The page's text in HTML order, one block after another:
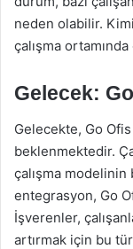
neden olabilir.
çalışma
Gelecek:
Gelecekte, Go
beklenmektedir.
çalışma
entegrasyon, Go
İşverenler,
artırmak için bu